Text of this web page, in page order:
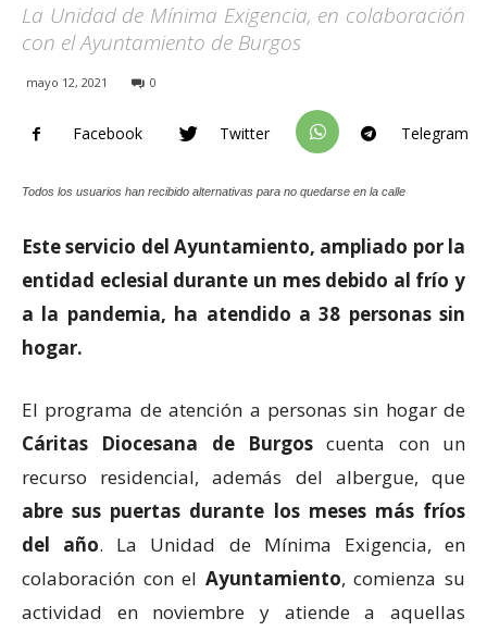
La Unidad de Mínima Exigencia, en colaboración
con el Ayuntamiento de Burgos
mayo 12, 2021 0
Facebook Twitter Telegram
Todos los usuarios han recibido alternativas para no quedarse en la calle
Este servicio del Ayuntamiento, ampliado por la
entidad eclesial durante un mes debido al frío y
a la pandemia, ha atendido a 38 personas sin
hogar.
El programa de atención a personas sin hogar de
Cáritas Diocesana de Burgos cuenta con un
recurso residencial, además del albergue, que
abre sus puertas durante los meses más fríos
del año. La Unidad de Mínima Exigencia, en
colaboración con el Ayuntamiento, comienza su
actividad en noviembre y atiende a aquellas